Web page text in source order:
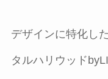
デザインに特化し
タルハリウッド